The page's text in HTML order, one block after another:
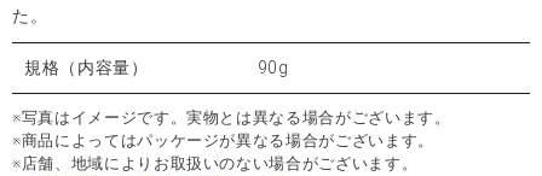
た。
規格（内容量） 90g
※写真はイメージです。実物とは異なる場合がございます。
※商品によってはパッケージが異なる場合がございます。
※店舗、地域によりお取扱いのない場合がございます。